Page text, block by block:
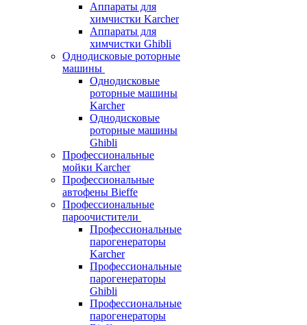
Аппараты для
химчистки Karcher
Аппараты для
химчистки Ghibli
Однодисковые роторные
машины
Однодисковые
роторные машины
Karcher
Однодисковые
роторные машины
Ghibli
Профессиональные
мойки Karcher
Профессиональные
автофены Bieffe
Профессиональные
пароочистители
Профессиональные
парогенераторы
Karcher
Профессиональные
парогенераторы
Ghibli
Профессиональные
парогенераторы